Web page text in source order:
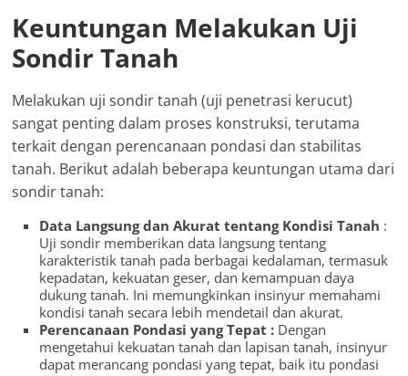
Keuntungan Melakukan Uji
Sondir Tanah
Melakukan uji sondir tanah (uji penetrasi kerucut)
sangat penting dalam proses konstruksi, terutama
terkait dengan perencanaan pondasi dan stabilitas
tanah. Berikut adalah beberapa keuntungan utama dari
sondir tanah:
Data Langsung dan Akurat tentang Kondisi Tanah :
Uji sondir memberikan data langsung tentang
karakteristik tanah pada berbagai kedalaman, termasuk
kepadatan, kekuatan geser, dan kemampuan daya
dukung tanah. Ini memungkinkan insinyur memahami
kondisi tanah secara lebih mendetail dan akurat.
Perencanaan Pondasi yang Tepat : Dengan
mengetahui kekuatan tanah dan lapisan tanah, insinyur
dapat merancang pondasi yang tepat, baik itu pondasi